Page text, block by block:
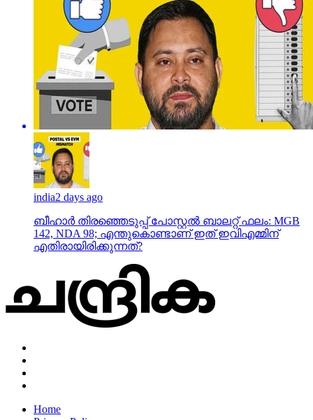
india2 days ago
ബീഹാർ തിരഞ്ഞെടുപ്പ് പോസ്റ്റൽ ബാലറ്റ് ഫലം: MGB
142, NDA 98; എന്തുകൊണ്ടാണ് ഇത് ഇവിഎമ്മിന്
എതിരായിരിക്കുന്നത്?
Home